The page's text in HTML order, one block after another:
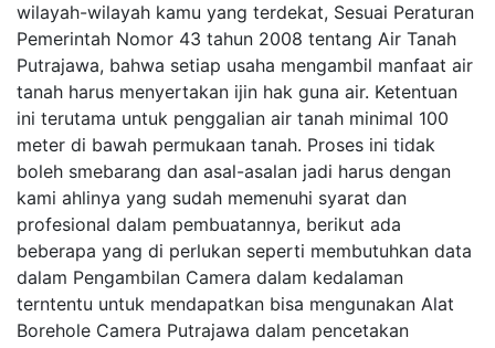
wilayah-wilayah kamu yang terdekat, Sesuai Peraturan
Pemerintah Nomor 43 tahun 2008 tentang Air Tanah
Putrajawa, bahwa setiap usaha mengambil manfaat air
tanah harus menyertakan ijin hak guna air. Ketentuan
ini terutama untuk penggalian air tanah minimal 100
meter di bawah permukaan tanah. Proses ini tidak
boleh smebarang dan asal-asalan jadi harus dengan
kami ahlinya yang sudah memenuhi syarat dan
profesional dalam pembuatannya, berikut ada
beberapa yang di perlukan seperti membutuhkan data
dalam Pengambilan Camera dalam kedalaman
terntentu untuk mendapatkan bisa mengunakan Alat
Borehole Camera Putrajawa dalam pencetakan